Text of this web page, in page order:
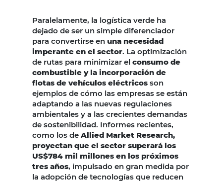
Paralelamente, la logística verde ha
dejado de ser un simple diferenciador
para convertirse en una necesidad
imperante en el sector. La optimización
de rutas para minimizar el consumo de
combustible y la incorporación de
flotas de vehículos eléctricos son
ejemplos de cómo las empresas se están
adaptando a las nuevas regulaciones
ambientales y a las crecientes demandas
de sostenibilidad. Informes recientes,
como los de Allied Market Research,
proyectan que el sector superará los
US$784 mil millones en los próximos
tres años, impulsado en gran medida por
la adopción de tecnologías que reducen